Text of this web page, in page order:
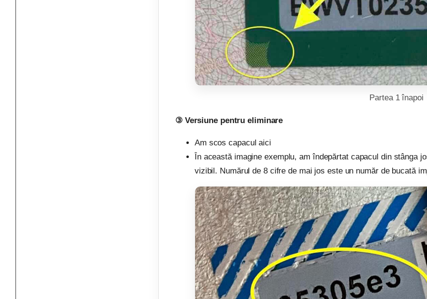
Partea 1 înapoi
③ Versiune pentru eliminare
Am scos capacul aici
În această imagine exemplu, am îndepărtat capacul din stânga
vizibil. Numărul de 8 cifre de mai jos este un număr de bucată